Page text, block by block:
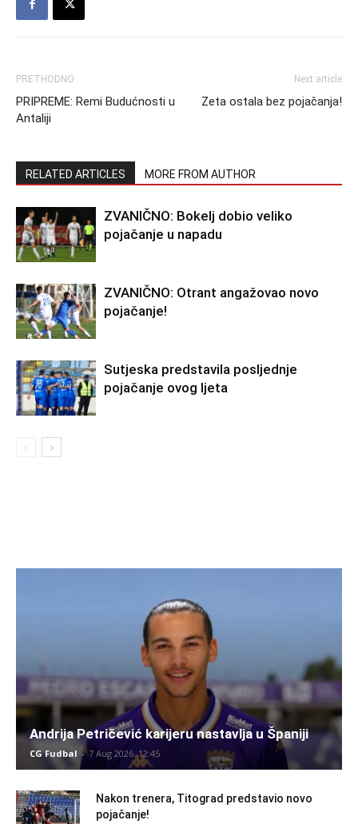
PRETHODNO
PRIPREME: Remi Budućnosti u
Antaliji
Next article
Zeta ostala bez pojačanja!
RELATED ARTICLES MORE FROM AUTHOR
ZVANIČNO: Bokelj dobio veliko
pojačanje u napadu
ZVANIČNO: Otrant angažovao novo
pojačanje!
Sutjeska predstavila posljednje
pojačanje ovog ljeta
Andrija Petričević karijeru nastavlja u Španiji
CG Fudbal - 7 Aug 2026. 12:45
Nakon trenera, Titograd predstavio novo
pojačanje!